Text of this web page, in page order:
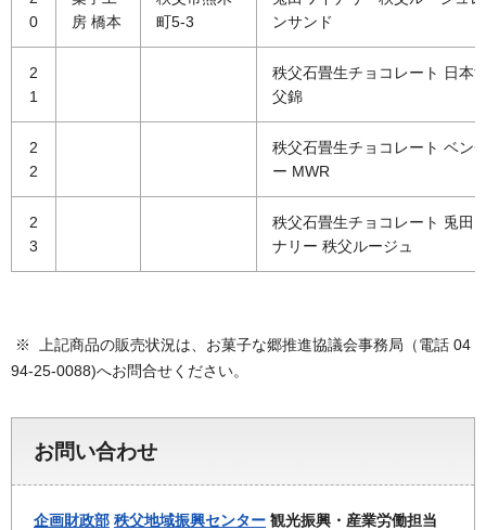
0
房 橋本
町5-3
ンサンド
2
1
秩父石畳生チョコレート 日本
父錦
2
2
秩父石畳生チョコレート ベン
ー MWR
2
3
秩父石畳生チョコレート 兎田
ナリー 秩父ルージュ
※ 上記商品の販売状況は、お菓子な郷推進協議会事務局（電話 04
94-25-0088)へお問合せください。
お問い合わせ
企画財政部 秩父地域振興センター 観光振興・産業労働担当